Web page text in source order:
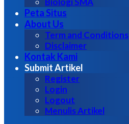
Peta Situs
About Us
Term and Conditions
Disclaimer
Kontak Kami
Submit Artikel
Register
Login
Logout
Menulis Artikel